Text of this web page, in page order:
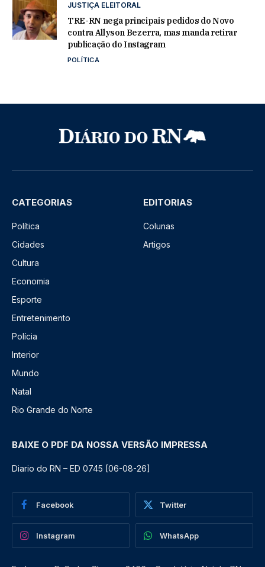
JUSTIÇA ELEITORAL
TRE-RN nega principais pedidos do Novo
contra Allyson Bezerra, mas manda retirar
publicação do Instagram
POLÍTICA
CATEGORIAS
Política
Cidades
Cultura
Economia
Esporte
Entretenimento
Polícia
Interior
Mundo
Natal
Rio Grande do Norte
EDITORIAS
Colunas
Artigos
BAIXE O PDF DA NOSSA VERSÃO IMPRESSA
Diario do RN – ED 0745 [06-08-26]
Facebook Twitter
Instagram WhatsApp